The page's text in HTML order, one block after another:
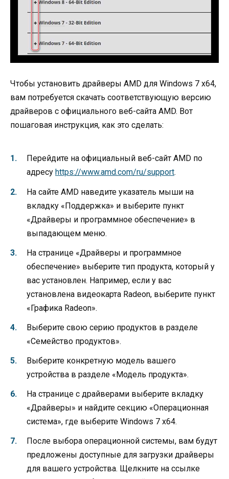
Чтобы установить драйверы AMD для Windows 7 x64,
вам потребуется скачать соответствующую версию
драйверов с официального веб-сайта AMD. Вот
пошаговая инструкция, как это сделать:
Перейдите на официальный веб-сайт AMD по
адресу https://www.amd.com/ru/support.
На сайте AMD наведите указатель мыши на
вкладку «Поддержка» и выберите пункт
«Драйверы и программное обеспечение» в
выпадающем меню.
На странице «Драйверы и программное
обеспечение» выберите тип продукта, который у
вас установлен. Например, если у вас
установлена видеокарта Radeon, выберите пункт
«Графика Radeon».
Выберите свою серию продуктов в разделе
«Семейство продуктов».
Выберите конкретную модель вашего
устройства в разделе «Модель продукта».
На странице с драйверами выберите вкладку
«Драйверы» и найдите секцию «Операционная
система», где выберите Windows 7 x64.
После выбора операционной системы, вам будут
предложены доступные для загрузки драйверы
для вашего устройства. Щелкните на ссылке